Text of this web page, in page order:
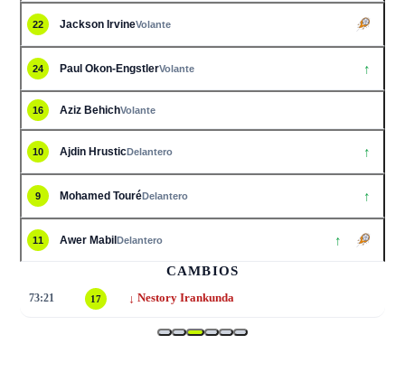
22 Jackson IrvineVolante
24 Paul Okon-EngstlerVolante ↑
16 Aziz BehichVolante
10 Ajdin HrusticDelantero ↑
9 Mohamed TouréDelantero ↑
11 Awer MabilDelantero ↑
CAMBIOS
73:21 17 ↓ Nestory Irankunda